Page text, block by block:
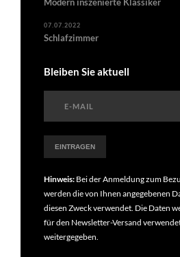
07.07.2022
Schlafzimmer
Bleiben Sie aktuell
Hinweis: Bei der Anmeldung zum
werden die von Ihnen angegebenen
diesen Zweck verwendet. Die Daten
für den Newsletter-Versand
weitergegeben.